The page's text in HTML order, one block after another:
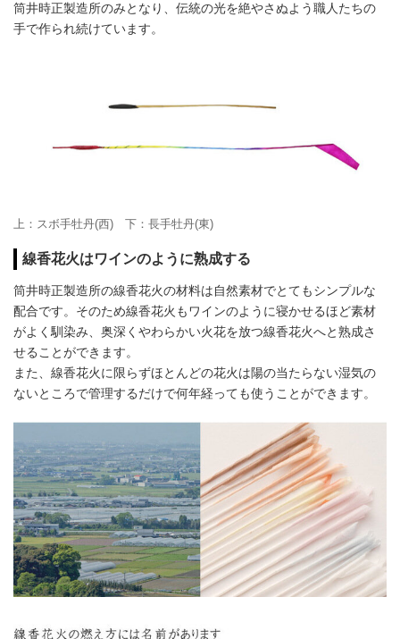
筒井時正製造所のみとなり、伝統の光を絶やさぬよう職人たちの
手で作られ続けています。
上：スボ手牡丹(西) 下：長手牡丹(東)
線香花火はワインのように熟成する
筒井時正製造所の線香花火の材料は自然素材でとてもシンプルな
配合です。そのため線香花火もワインのように寝かせるほど素材
がよく馴染み、奥深くやわらかい火花を放つ線香花火へと熟成さ
せることができます。
また、線香花火に限らずほとんどの花火は陽の当たらない湿気の
ないところで管理するだけで何年経っても使うことができます。